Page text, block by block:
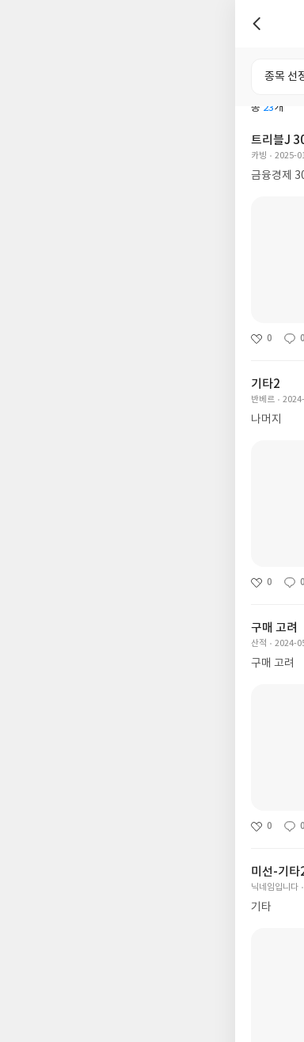
전체
총 23개
트리블J
카빙 2025-
금융경제
0 0
기타2
반베르
나머지
0 0
구매 고려
산적 2024-
구매 고려
0 0
미선-기타
닉네임입니다
기타